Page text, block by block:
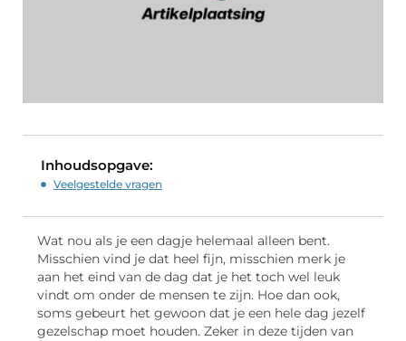
Inhoudsopgave:
Veelgestelde vragen
Wat nou als je een dagje helemaal alleen bent.
Misschien vind je dat heel fijn, misschien merk je
aan het eind van de dag dat je het toch wel leuk
vindt om onder de mensen te zijn. Hoe dan ook,
soms gebeurt het gewoon dat je een hele dag jezelf
gezelschap moet houden. Zeker in deze tijden van